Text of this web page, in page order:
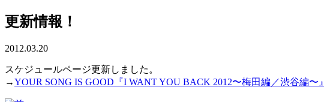
更新情報！
2012.03.20
スケジュールページ更新しました。
→YOUR SONG IS GOOD『I WANT YOU BACK 2012〜梅田編／渋谷編〜』